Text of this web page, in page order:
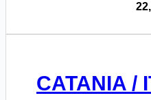
CATANIA /